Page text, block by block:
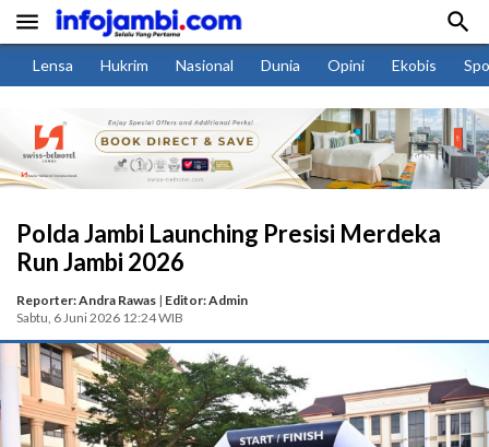
 
Lensa Hukrim Nasional Dunia Opini Ekobis
Polda Jambi Launching Presisi Merdeka
Run Jambi 2026
Reporter: Andra Rawas | Editor: Admin
Sabtu, 6 Juni 2026 12:24 WIB